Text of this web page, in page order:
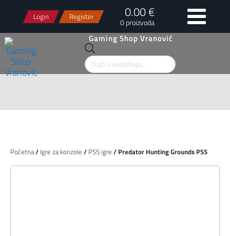
Login Register 0.00 €
0 proizvoda
Gaming Shop Vranović
Products
search
Početna/ Igre za konzole / PS5 igre / Predator Hunting Grounds PS5